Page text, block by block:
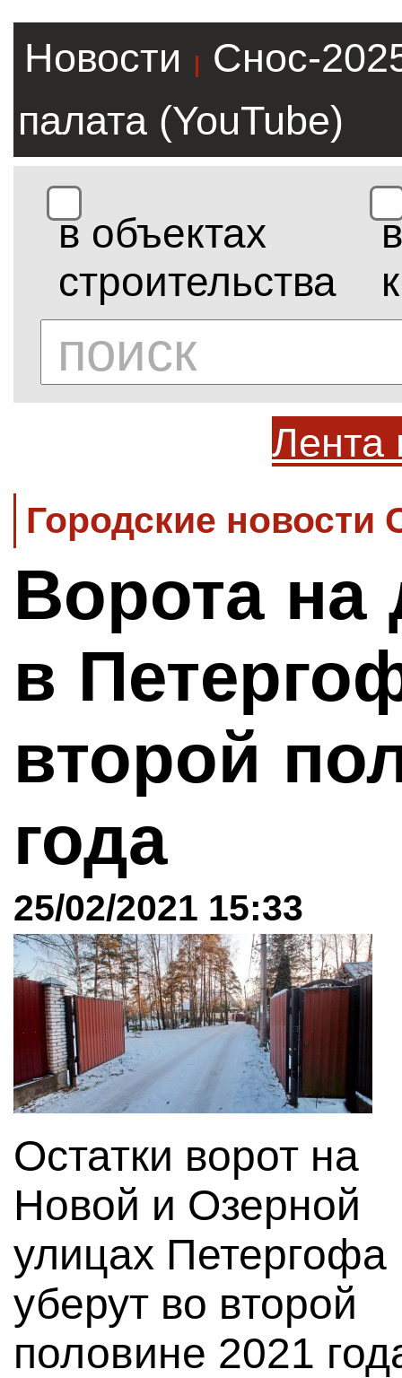
Новости |
Снос-
палата (YouTube)
в объектах
строительства
в
Лента
Городские новости
Ворота на
в
второй
года
25/02/2021 15:33
Остатки ворот на
Новой и Озерной
улицах Петергофа
уберут во второй
половине 2021